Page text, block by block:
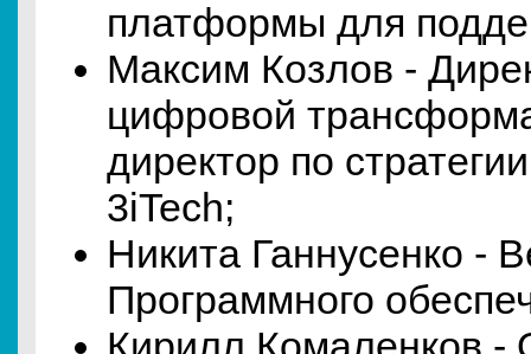
платформы для
Максим Козлов -
цифровой
директор по
3iTech;
Никита Ганнусенко -
Программного